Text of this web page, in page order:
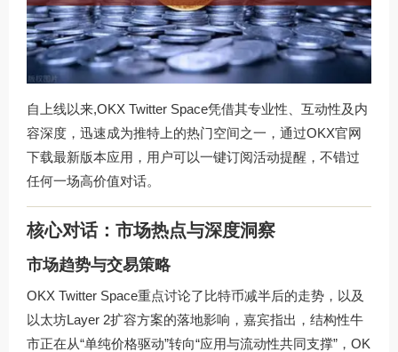
自上线以来,OKX Twitter Space凭借其专业性、互动性及内
容深度，迅速成为推特上的热门空间之一，通过OKX官网
下载最新版本应用，用户可以一键订阅活动提醒，不错过
任何一场高价值对话。
核心对话：市场热点与深度洞察
市场趋势与交易策略
OKX Twitter Space重点讨论了比特币减半后的走势，以及
以太坊Layer 2扩容方案的落地影响，嘉宾指出，结构性牛
市正在从“单纯价格驱动”转向“应用与流动性共同支撑”，OK